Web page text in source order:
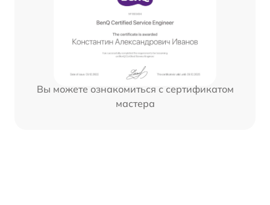
Вы можете ознакомиться с сертификатом
мастера